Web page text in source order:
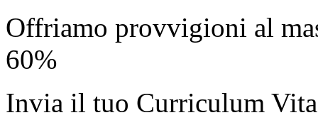
Offriamo provvigioni al
60%
Invia il tuo Curriculum